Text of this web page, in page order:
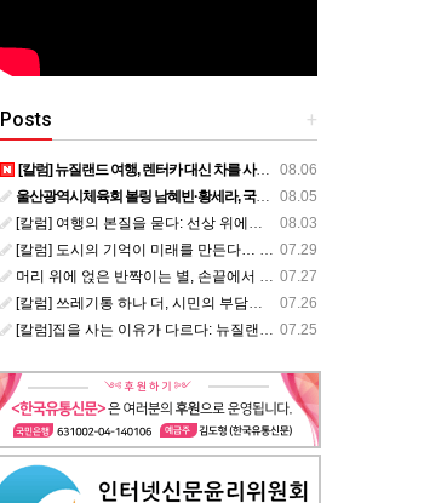
+
Posts
08.06
[칼럼] 뉴질랜드 여행, 렌터카 대신 차를 사볼까?
08.05
울산광역시체육회 볼링 남혜빈·황세라, 국가대표 평가전 통과… ‘아시아선수권 출전’
08.03
[칼럼] 여행의 본질을 묻다: 선상 위에서 펼쳐지는 공간과 사람, 그리고 미식의 미학
07.29
[칼럼] 도시의 기억이 미래를 만든다… 크라이스트처치와 한국 도시가 주는 교훈
07.27
머리 위에 얹은 반짝이는 별, 손끝에서 피어난 우리의 정체성
07.26
[칼럼] 쓰레기통 하나 더, 시민의 부담도 하나 더
07.25
[칼럼]집을 사는 이유가 다르다: 뉴질랜드 부동산에서 배운 다섯 가지 교훈